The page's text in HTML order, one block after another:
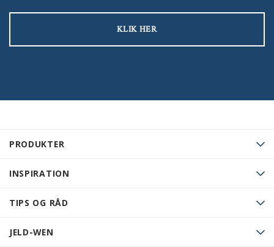
PRODUKTER
INSPIRATION
TIPS OG RÅD
JELD-WEN
KLIK HER